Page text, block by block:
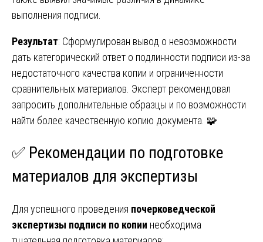
выполнения подписи.
Результат: Сформулирован вывод о невозможности
дать категорический ответ о подлинности подписи из-за
недостаточного качества копии и ограниченности
сравнительных материалов. Эксперт рекомендовал
запросить дополнительные образцы и по возможности
найти более качественную копию документа. 🧩
✅ Рекомендации по подготовке
материалов для экспертизы
Для успешного проведения почерковедческой
экспертизы подписи по копии необходима